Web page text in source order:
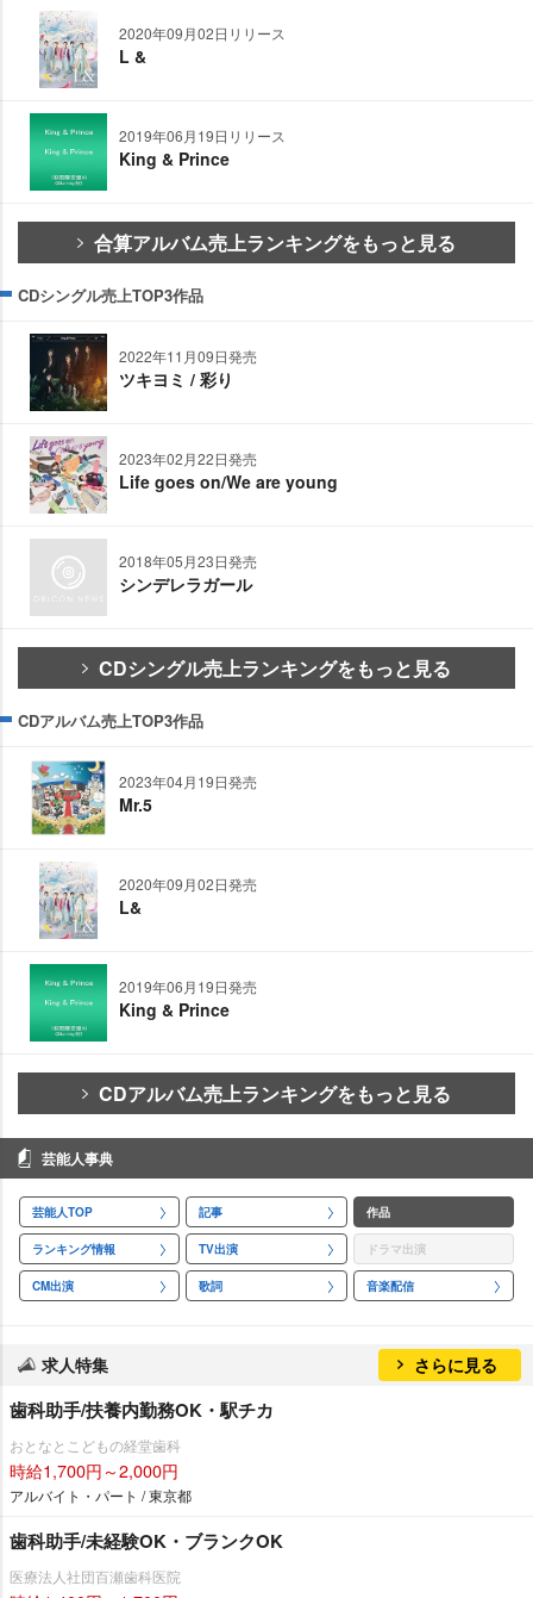
2020年09月02日リリース
L &
2019年06月19日リリース
King & Prince
合算アルバム売上ランキングをもっと見る
CDシングル売上TOP3作品
2022年11月09日発売
ツキヨミ / 彩り
2023年02月22日発売
Life goes on/We are young
2018年05月23日発売
シンデレラガール
CDシングル売上ランキングをもっと見る
CDアルバム売上TOP3作品
2023年04月19日発売
Mr.5
2020年09月02日発売
L&
2019年06月19日発売
King & Prince
CDアルバム売上ランキングをもっと見る
芸能人事典
芸能人TOP 記事 作品
ランキング情報 TV出演 ドラマ出演
CM出演 歌詞 音楽配信
求人特集 さらに見る
歯科助手/扶養内勤務OK・駅チカ
おとなとこどもの経堂歯科
時給1,700円～2,000円
アルバイト・パート / 東京都
歯科助手/未経験OK・ブランクOK
医療法人社団百瀬歯科医院